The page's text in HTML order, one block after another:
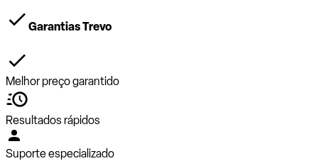
Garantias Trevo
Melhor preço garantido
Resultados rápidos
Suporte especializado